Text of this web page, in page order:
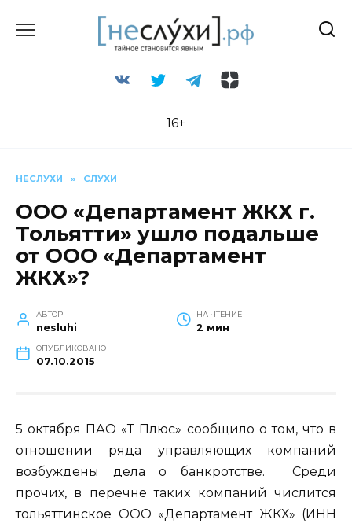
16+
НЕСЛУХИ » СЛУХИ
ООО «Департамент ЖКХ г.
Тольятти» ушло подальше
от ООО «Департамент
ЖКХ»?
АВТОР
nesluhi
НА ЧТЕНИЕ
2 мин
ОПУБЛИКОВАНО
07.10.2015
5 октября ПАО «Т Плюс» сообщило о том, что в
отношении ряда управляющих компаний
возбуждены дела о банкротстве. Среди
прочих, в перечне таких компаний числится
тольяттинское ООО «Департамент ЖКХ» (ИНН